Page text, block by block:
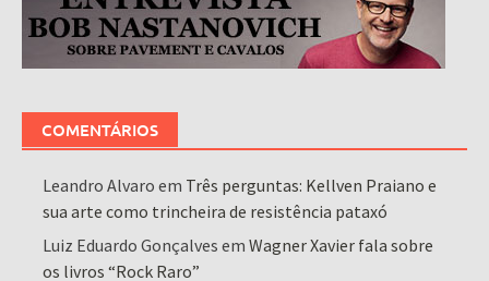
COMENTÁRIOS
Leandro Alvaro em Três perguntas: Kellven Praiano e
sua arte como trincheira de resistência pataxó
Luiz Eduardo Gonçalves emWagner Xavier fala sobre
os livros “Rock Raro”